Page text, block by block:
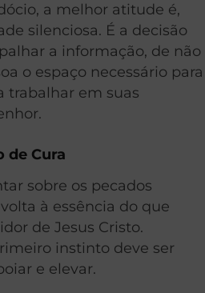
a melhor atitude é,
silenciosa. É a decisão
a informação, de não
o espaço necessário para
trabalhar em suas
de Cura
sobre os pecados
à essência do que
de Jesus Cristo.
instinto deve ser
e elevar.